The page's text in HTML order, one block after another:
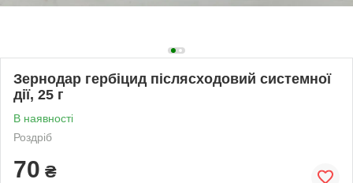
Зернодар гербіцид післясходовий системної
дії, 25 г
В наявності
Роздріб
70 ₴